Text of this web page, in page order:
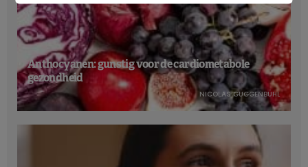
Anthocyanen: gunstig voor de cardiometabole
gezondheid
NICOLAS GUGGENBÜHL